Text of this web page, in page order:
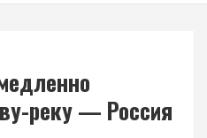
реку — Россия